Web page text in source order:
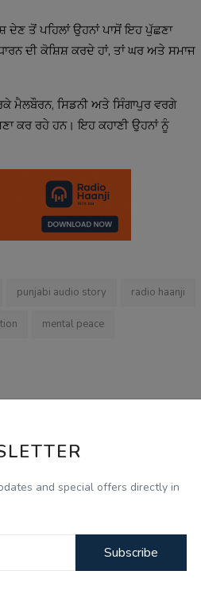
and special offers directly in
Subscribe
ਦੇਣ ਤੋਂ ਪਹਿਲਾਂ ਉਹਨਾਂ ਪਾਸੋਂ ਇਹ ਪੁੱਛਣਾ
ਦੀ ਕੋਸ਼ਿਸ਼ ਕਰਦੇ ਹਾਂ, ਤਾਂ ਘਰ ਅਤੇ ਸਮਾਜ
ਮੈਲਬੌਰਨ, ਸਿਡਨੀ ਅਤੇ ਸਿੰਗਾਪੁਰ ਵਰਗੇ
ਕਰ ਰਹੇ ਹਨ। ਇਹ ਕਹਾਣੀ ਉਹਨਾਂ ਨੂੰ
punjabi audio story radio haanji
mental peace